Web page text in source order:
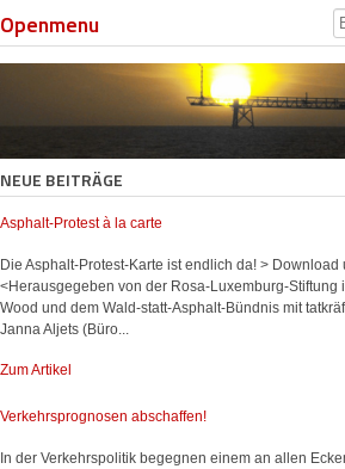
Openmenu
NEUE BEITRÄGE
Asphalt-Protest à la carte
Die Asphalt-Protest-Karte ist endlich da! > Download
<Herausgegeben von der Rosa-Luxemburg-Stiftung
Wood und dem Wald-statt-Asphalt-Bündnis mit
Janna Aljets (Büro...
Zum Artikel
Verkehrsprognosen abschaffen!
In der Verkehrspolitik begegnen einem an allen